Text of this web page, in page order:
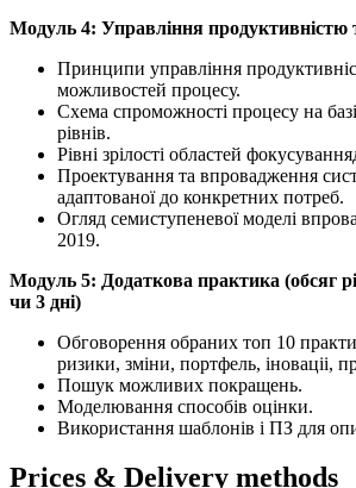
Модуль 4: Управління продуктивністю
Принципи управління
можливостей процесу.
Схема спроможності процесу на
рівнів.
Рівні зрілості областей
Проектування та впровадження
адаптованої до конкретних потреб.
Огляд семиступеневої моделі
2019.
Модуль 5: Додаткова практика (обсяг
чи 3 дні)
Обговорення обраних топ 10
ризики, зміни, портфель, іноваціі,
Пошук можливих покращень.
Моделювання способів оцінки.
Використання шаблонів і ПЗ для
Prices & Delivery methods